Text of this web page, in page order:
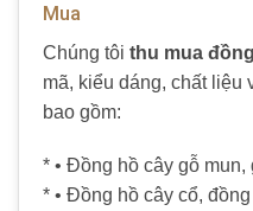
Mua
Chúng tôi thu mua
mã, kiểu dáng, chất liệu
bao gồm:
* • Đồng hồ cây gỗ
* • Đồng hồ cây cổ,